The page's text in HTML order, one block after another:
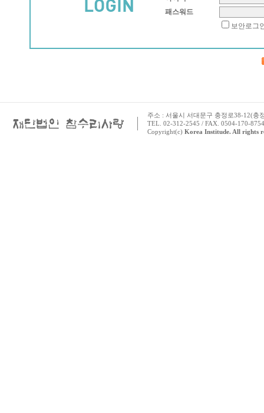
패스워드
보안로그
주소 : 서울시 서대문구 충정로38-12(충
TEL. 02-312-2545 / FAX. 0504-170-
Copyright(c) Korea Institude. All rights